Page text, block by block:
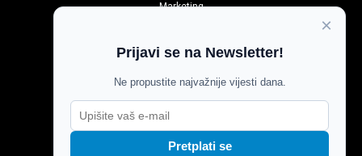
Marketing
Impressum
Pravila komentiranja
Agroglas
×
Prijavi se na Newsletter!
Ne propustite najvažnije vijesti dana.
Pretplati se